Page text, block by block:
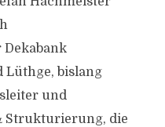
Lüthge, bislang
und
Strukturierung, die